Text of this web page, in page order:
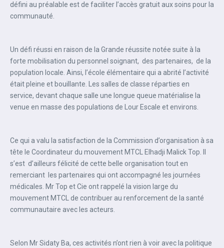
défini au préalable est de faciliter l’accès gratuit aux soins pour la
communauté.
Un défi réussi en raison de la Grande réussite notée suite à la
forte mobilisation du personnel soignant, des partenaires, de la
population locale. Ainsi, l’école élémentaire qui a abrité l’activité
était pleine et bouillante. Les salles de classe réparties en
service, devant chaque salle une longue queue matérialise la
venue en masse des populations de Lour Escale et environs.
Ce qui a valu la satisfaction de la Commission d’organisation à sa
tête le Coordinateur du mouvement MTCL Elhadji Malick Top. Il
s’est d’ailleurs félicité de cette belle organisation tout en
remerciant les partenaires qui ont accompagné les journées
médicales. Mr Top et Cie ont rappelé la vision large du
mouvement MTCL de contribuer au renforcement de la santé
communautaire avec les acteurs.
Selon Mr Sidaty Ba, ces activités n’ont rien à voir avec la politique